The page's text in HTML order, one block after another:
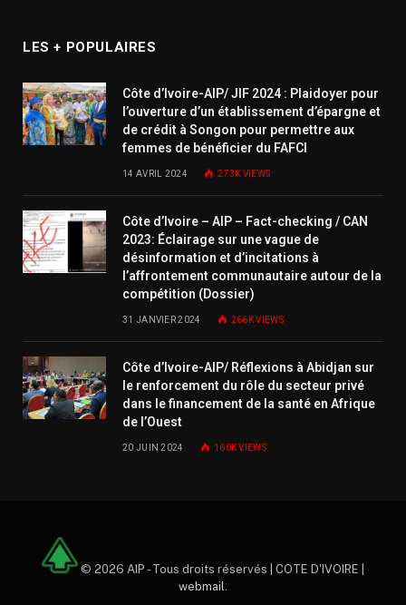
LES + POPULAIRES
Côte d’Ivoire-AIP/ JIF 2024 : Plaidoyer pour
l’ouverture d’un établissement d’épargne et
de crédit à Songon pour permettre aux
femmes de bénéficier du FAFCI
14 AVRIL 2024 273K VIEWS
Côte d’Ivoire – AIP – Fact-checking / CAN
2023: Éclairage sur une vague de
désinformation et d’incitations à
l’affrontement communautaire autour de la
compétition (Dossier)
31 JANVIER 2024 266KVIEWS
Côte d’Ivoire-AIP/ Réflexions à Abidjan sur
le renforcement du rôle du secteur privé
dans le financement de la santé en Afrique
de l’Ouest
20 JUIN 2024 160KVIEWS
© 2026 AIP - Tous droits réservés | COTE D'IVOIRE |
webmail